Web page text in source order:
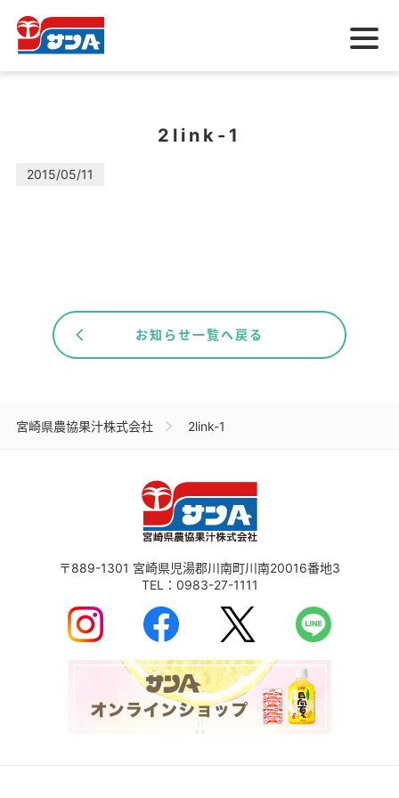
メ
ュ
2link-1
2015/05/11
お知らせ一覧へ戻る
宮崎県農協果汁株式会社 2link-1
〒889-1301 宮崎県児湯郡川南町川南20016番地3
TEL： 0983-27-1111